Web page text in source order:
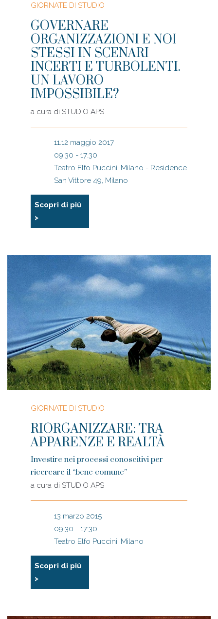
GIORNATE DI STUDIO
GOVERNARE
ORGANIZZAZIONI E NOI
STESSI IN SCENARI
INCERTI E TURBOLENTI.
UN LAVORO
IMPOSSIBILE?
a cura di STUDIO APS
11.12 maggio 2017
09:30 - 17:30
Teatro Elfo Puccini, Milano - Residence
San Vittore 49, Milano
Scopri di più
>
GIORNATE DI STUDIO
RIORGANIZZARE: TRA
APPARENZE E REALTÀ
Investire nei processi conoscitivi per
ricercare il “bene comune”
a cura di STUDIO APS
13 marzo 2015
09:30 - 17:30
Teatro Elfo Puccini, Milano
Scopri di più
>